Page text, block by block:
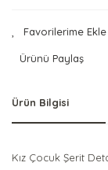
Ürünü Paylaş
Ürün Bilgisi
Kız Çocuk Şerit